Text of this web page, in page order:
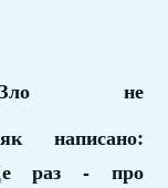
не
написано:
раз - про